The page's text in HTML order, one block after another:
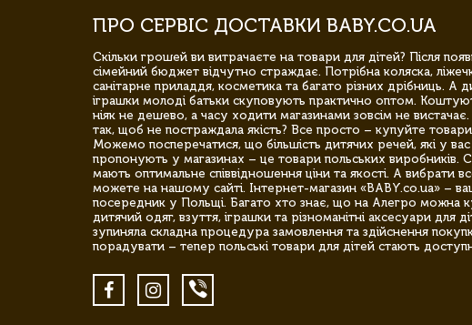
ПРО СЕРВІС ДОСТАВКИ BABY.CO.UA
Скільки грошей ви витрачаєте на товари для дітей? Після
сімейний бюджет відчутно страждає. Потрібна коляска,
санітарне приладдя, косметика та багато різних дрібниць. А
іграшки молоді батьки скуповують практично оптом.
ніяк не дешево, а часу ходити магазинами зовсім не
так, щоб не постраждала якість? Все просто – купуйте
Можемо посперечатися, що більшість дитячих речей, які у
пропонують у магазинах – це товари польських виробників.
мають оптимальне співвідношення ціни та якості. А вибрати
можете на нашому сайті. Інтернет-магазин «BABY.co.ua» –
посередник у Польщі. Багато хто знає, що на Алегро можна
дитячий одяг, взуття, іграшки та різноманітні аксесуари для
зупиняла складна процедура замовлення та здійснення
порадувати – тепер польські товари для дітей стають